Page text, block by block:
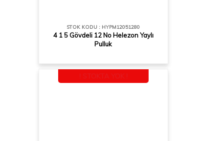
STOK KODU : HYPM12051280
4 1 5 Gövdeli 12 No Helezon Yaylı
Pulluk